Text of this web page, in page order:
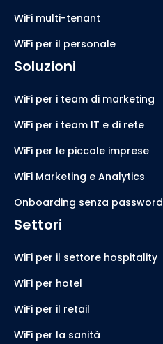
WiFi multi-tenant
WiFi per il personale
Soluzioni
WiFi per i team di marketing
WiFi per i team IT e di rete
WiFi per le piccole imprese
WiFi Marketing e Analytics
Onboarding senza password
Settori
WiFi per il settore hospitality
WiFi per hotel
WiFi per il retail
WiFi per la sanità